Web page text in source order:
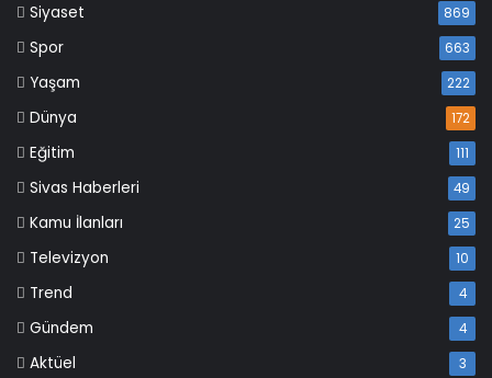
Siyaset 869
Spor 663
Yaşam 222
Dünya 172
Eğitim 111
Sivas Haberleri 49
Kamu İlanları 25
Televizyon 10
Trend 4
Gündem 4
Aktüel 3